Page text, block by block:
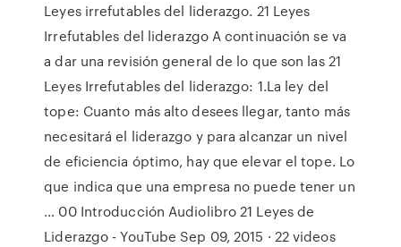
Leyes irrefutables del liderazgo. 21 Leyes
Irrefutables del liderazgo A continuación se va
a dar una revisión general de lo que son las 21
Leyes Irrefutables del liderazgo: 1.La ley del
tope: Cuanto más alto desees llegar, tanto más
necesitará el liderazgo y para alcanzar un nivel
de eficiencia óptimo, hay que elevar el tope. Lo
que indica que una empresa no puede tener un
… 00 Introducción Audiolibro 21 Leyes de
Liderazgo - YouTube Sep 09, 2015 · 22 videos